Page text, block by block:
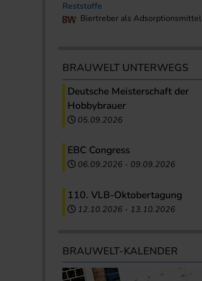
Reststoffe
Biertreber als Adsorptionsmittel
BRAUWELT UNTERWEGS
Deutsche Meisterschaft der
Hobbybrauer
05.09.2026
EBC Congress
06.09.2026 - 09.09.2026
110. VLB-Oktobertagung
12.10.2026 - 13.10.2026
BRAUWELT-KALENDER